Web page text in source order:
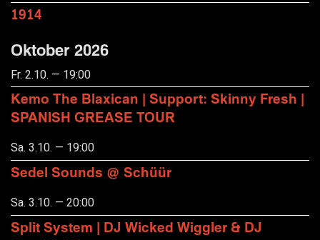
1914
Oktober 2026
Fr. 2.10. — 19:00
Kemo The Blaxican | Support: Skinny Fresh |
SPANISH GREASE TOUR
Sa. 3.10. — 19:00
Sedel Sounds @ Schüür
Sa. 3.10. — 20:00
Split System | DJ Wicked Wiggler & DJ